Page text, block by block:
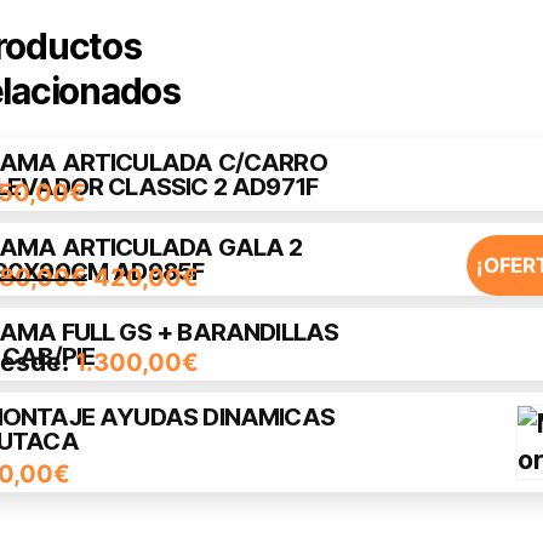
ARTICULADA C/CARRO
CLASSIC 2 AD971F
€
ARTICULADA GALA 2
AD985F
€El
original
era:
480,00€.
420,00€El
actual
es:
420,00€.
FULL GS + BARANDILLAS
PIE1.300,00€
AYUDAS DINAMICAS
€